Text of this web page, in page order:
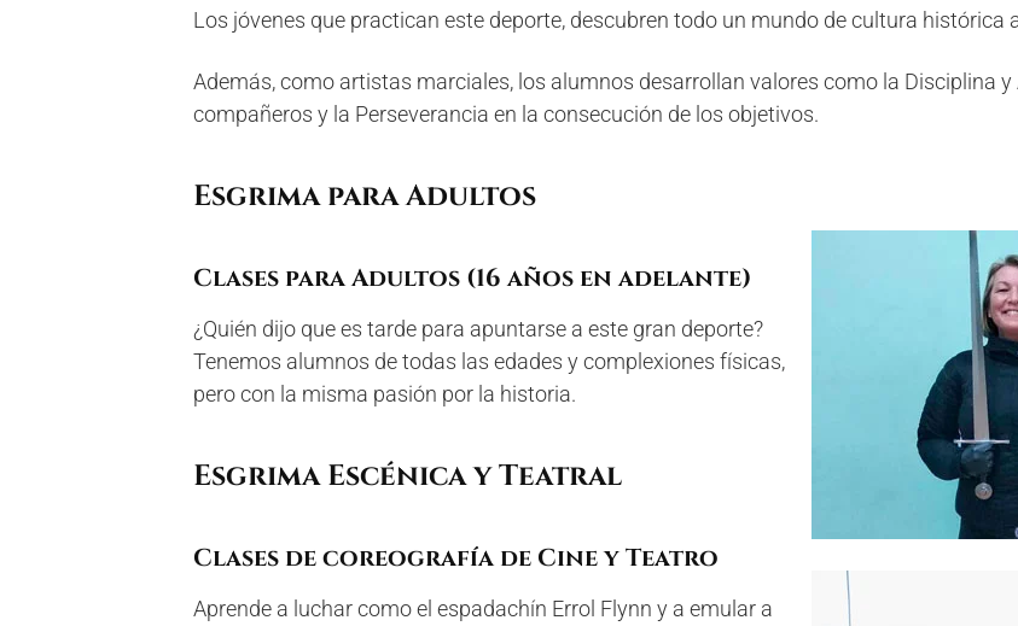
Los jóvenes que practican este deporte, descubren todo un mundo de cultura histórica
Además, como artistas marciales, los alumnos desarrollan valores como la Disciplina
compañeros y la Perseverancia en la consecución de los objetivos.
Esgrima para Adultos
Clases para Adultos (16 años en adelante)
¿Quién dijo que es tarde para apuntarse a este gran deporte?
Tenemos alumnos de todas las edades y complexiones físicas,
pero con la misma pasión por la historia.
Esgrima Escénica y Teatral
Clases de coreografía de Cine y Teatro
Aprende a luchar como el espadachín Errol Flynn y a emular a